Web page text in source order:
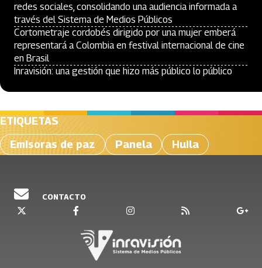
redes sociales, consolidando una audiencia informada a
través del Sistema de Medios Públicos
Cortometraje cordobés dirigido por una mujer emberá
representará a Colombia en festival internacional de cine
en Brasil
Inravisión: una gestión que hizo más público lo público
ETIQUETAS
Emisoras de paz
Panela Huila
CONTACTO